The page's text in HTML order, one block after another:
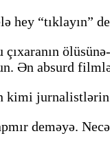
hey “tıklayın”
çıxaranın
Ən absurd
kimi
deməyə.